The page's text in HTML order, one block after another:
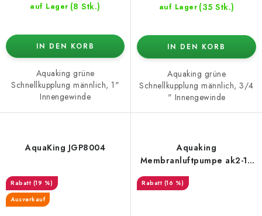
auf Lager (8 Stk.)
IN DEN KORB
Aquaking grüne
Schnellkupplung männlich, 1"
Innengewinde
auf Lager (35 Stk.)
IN DEN KORB
Aquaking grüne
Schnellkupplung männlich, 3/4
" Innengewinde
AquaKing JGP8004
(19 %)
Ausverkauf
Aquaking
Membranluftpumpe ak2-10
(16 %)